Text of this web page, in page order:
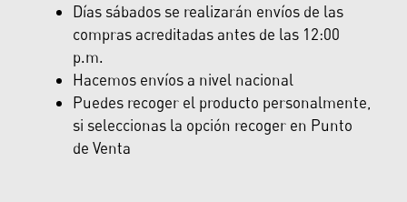
Días sábados se realizarán envíos de las
compras acreditadas antes de las 12:00
p.m.
Hacemos envíos a nivel nacional
Puedes recoger el producto personalmente,
si seleccionas la opción recoger en Punto
de Venta